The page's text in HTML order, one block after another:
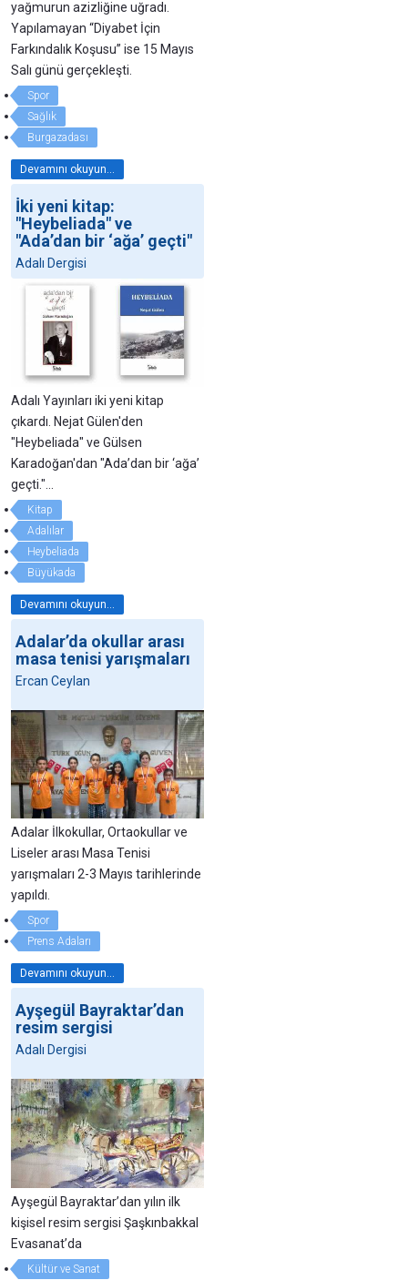
yağmurun azizliğine uğradı.
Yapılamayan “Diyabet İçin
Farkındalık Koşusu” ise 15 Mayıs
Salı günü gerçekleşti.
Spor
Sağlık
Burgazadası
Devamını okuyun...
İki yeni kitap:
"Heybeliada" ve
"Ada’dan bir ‘ağa’ geçti"
Adalı Dergisi
Adalı Yayınları iki yeni kitap
çıkardı. Nejat Gülen'den
"Heybeliada" ve Gülsen
Karadoğan'dan "Ada’dan bir ‘ağa’
geçti."...
Kitap
Adalılar
Heybeliada
Büyükada
Devamını okuyun...
Adalar’da okullar arası
masa tenisi yarışmaları
Ercan Ceylan
Adalar İlkokullar, Ortaokullar ve
Liseler arası Masa Tenisi
yarışmaları 2-3 Mayıs tarihlerinde
yapıldı.
Spor
Prens Adaları
Devamını okuyun...
Ayşegül Bayraktar’dan
resim sergisi
Adalı Dergisi
Ayşegül Bayraktar’dan yılın ilk
kişisel resim sergisi Şaşkınbakkal
Evasanat’da
Kültür ve Sanat